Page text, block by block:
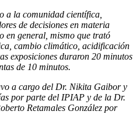
a la comunidad científica,
de decisiones en materia
en general, mismo que trató
cambio climático, acidificación
exposiciones duraron 20 minutos
de 10 minutos.
a cargo del Dr. Nikita Gaibor y
por parte del IPIAP y de la Dr.
Retamales González por